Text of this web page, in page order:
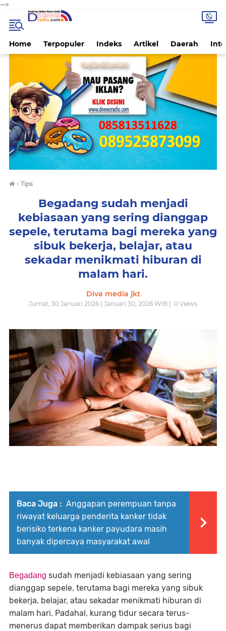
-->
Home Terpopuler Indeks Artikel Daerah
› Tips
Begadang sudah menjadi
kebiasaan yang sering dianggap
sepele, terutama bagi mereka yang
sibuk bekerja, belajar, atau
sekadar menikmati hiburan di
malam hari.
Diva media jkt
Jumat, 30 Januari 2026 | Januari 30, 2026 WIB | 0 Views
Baca Juga : Anggapan perempuan tanpa
riwayat keluarga penderita kanker tidak
berisiko terkena kanker payudara masih
banyak dipercaya masyarakat awal
Begadang sudah menjadi kebiasaan yang sering
dianggap sepele, terutama bagi mereka yang sibuk
bekerja, belajar, atau sekadar menikmati hiburan di
malam hari. Padahal, kurang tidur secara terus-
menerus dapat memberikan dampak serius bagi